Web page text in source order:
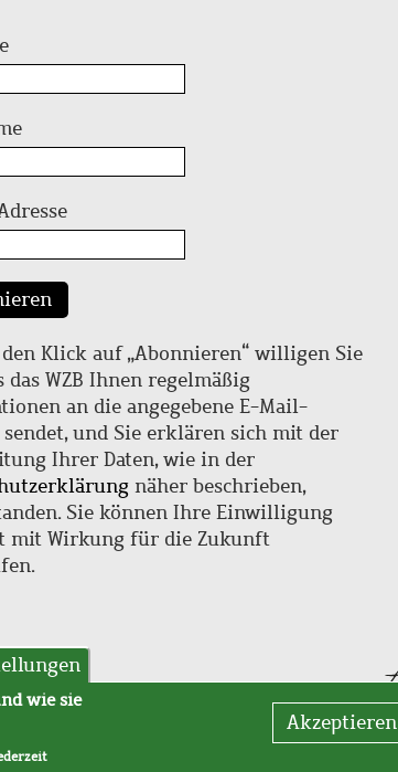
Klick auf „Abonnieren“ willigen Sie
das WZB Ihnen regelmäßig
an die angegebene E-Mail-
sendet, und Sie erklären sich mit der
Ihrer Daten, wie in der
näher beschrieben,
Sie können Ihre Einwilligung
mit Wirkung für die Zukunft
wie sie
Akzeptieren